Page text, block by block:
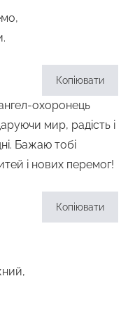
Копіювати
охоронець
мир, радість і
Бажаю тобі
і нових перемог!
Копіювати